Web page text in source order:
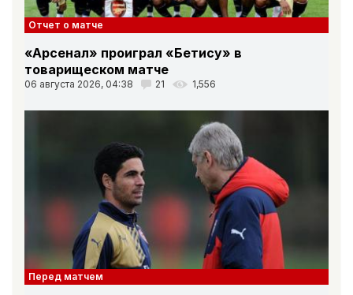
Отчет о матче
«Арсенал» проиграл «Бетису» в
товарищеском матче
06 августа 2026, 04:38 21 1,556
Перед матчем